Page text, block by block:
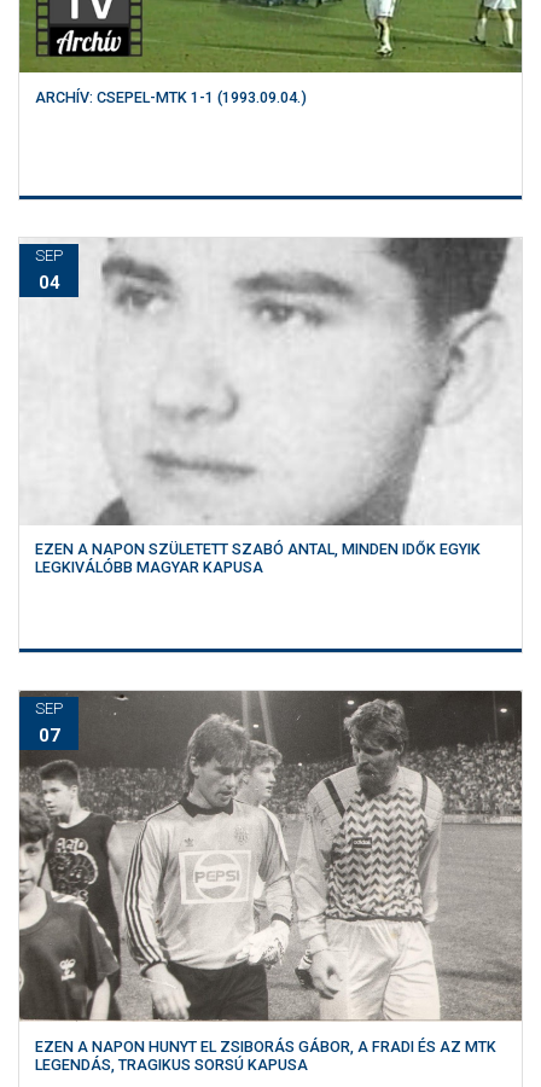
ARCHÍV: CSEPEL-MTK 1-1 (1993.09.04.)
SEP
04
EZEN A NAPON SZÜLETETT SZABÓ ANTAL, MINDEN IDŐK EGYIK
LEGKIVÁLÓBB MAGYAR KAPUSA
SEP
07
EZEN A NAPON HUNYT EL ZSIBORÁS GÁBOR, A FRADI ÉS AZ MTK
LEGENDÁS, TRAGIKUS SORSÚ KAPUSA